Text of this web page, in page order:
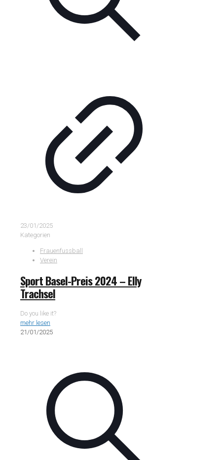
23/01/2025
Kategorien
Frauenfussball
Verein
Sport Basel-Preis 2024 – Elly
Trachsel
Do you like it?
mehr lesen
21/01/2025